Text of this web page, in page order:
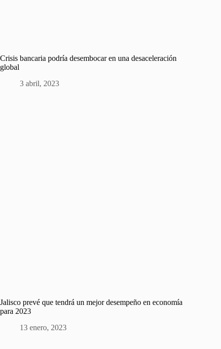
Crisis bancaria podría desembocar en una desaceleración
global
3 abril, 2023
Jalisco prevé que tendrá un mejor desempeño en economía
para 2023
13 enero, 2023